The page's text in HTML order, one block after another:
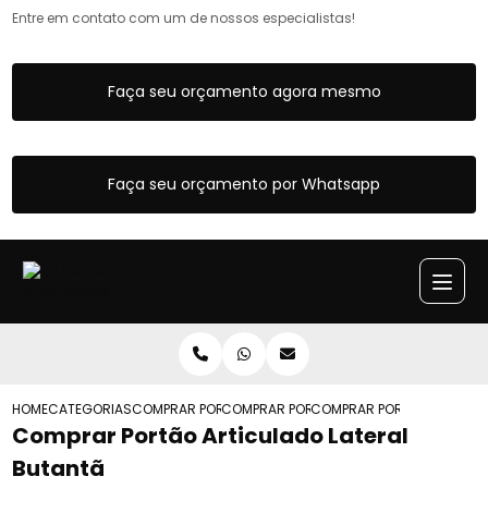
Entre em contato com um de nossos especialistas!
Faça seu orçamento agora mesmo
Faça seu orçamento por Whatsapp
HOMECATEGORIASCOMPRAR PORTOES ARTICULADOS
COMPRAR PORTAO ARTICULADO DE
COMPRAR PORTAO
Comprar Portão Articulado Lateral
Butantã